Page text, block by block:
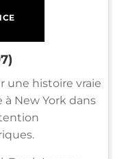
une histoire vraie
New York dans